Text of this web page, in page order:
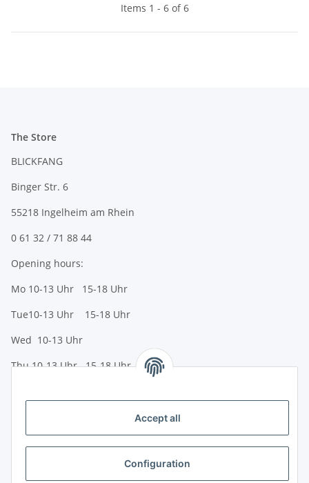
Accept all
Configuration
Items 1 - 6 of 6
The Store
BLICKFANG
Binger Str. 6
55218 Ingelheim am Rhein
0 61 32 / 71 88 44
Opening hours:
Mo 10-13 Uhr 15-18 Uhr
Tue10-13 Uhr 15-18 Uhr
Wed 10-13 Uhr
Thu 10-13 Uhr 15-18 Uhr
Payment options
Bank transfer (IBAN / BIC)